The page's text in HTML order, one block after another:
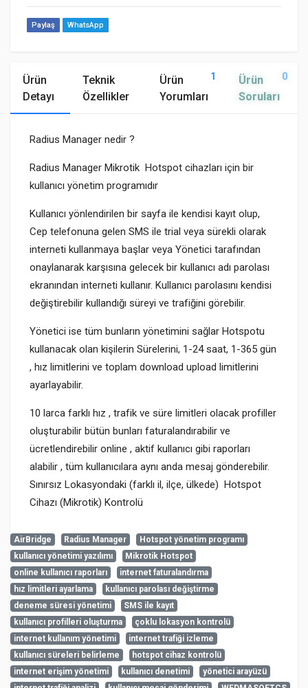
Paylaş WhatsApp
Ürün
Detayı
Teknik
Özellikler
Ürün
Yorumları
1
Ürün
Soruları
0
Radius Manager nedir ?
Radius Manager Mikrotik Hotspot cihazları için bir
kullanıcı yönetim programıdır
Kullanıcı yönlendirilen bir sayfa ile kendisi kayıt olup,
Cep telefonuna gelen SMS ile trial veya sürekli olarak
interneti kullanmaya başlar veya Yönetici tarafından
onaylanarak karşısına gelecek bir kullanıcı adı parolası
ekranından interneti kullanır. Kullanıcı parolasını kendisi
değiştirebilir kullandığı süreyi ve trafiğini görebilir.
Yönetici ise tüm bunların yönetimini sağlar Hotspotu
kullanacak olan kişilerin Sürelerini, 1-24 saat, 1-365 gün
, hız limitlerini ve toplam download upload limitlerini
ayarlayabilir.
10 larca farklı hız , trafik ve süre limitleri olacak profiller
oluşturabilir bütün bunları faturalandırabilir ve
ücretlendirebilir online , aktif kullanıcı gibi raporları
alabilir , tüm kullanıcılara aynı anda mesaj gönderebilir.
Sınırsız Lokasyondaki (farklı il, ilçe, ülkede) Hotspot
Cihazı (Mikrotik) Kontrolü
admin
8-8-2026
Radius Manager Hotspot hesap yönetim programıdır
Henüz cevaplanmış soru bulunmuyor. İlk soruyu siz
sorabilirsiniz.
DMA-SOFT Radius Manager CS
Hakkında Soru Sor
AirBridge Radius Manager
Hotspot yönetim programı
kullanıcı yönetimi yazılımı
Mikrotik Hotspot
online kullanıcı raporları
internet faturalandırma
hız limitleri ayarlama
kullanıcı parolası değiştirme
deneme süresi yönetimi
SMS ile kayıt
kullanıcı profilleri oluşturma
çoklu lokasyon kontrolü
internet kullanım yönetimi
internet trafiği izleme
kullanıcı süreleri belirleme
hotspot cihaz kontrolü
internet erişim yönetimi
kullanıcı denetimi
yönetici arayüzü